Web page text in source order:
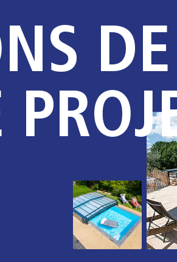
DE